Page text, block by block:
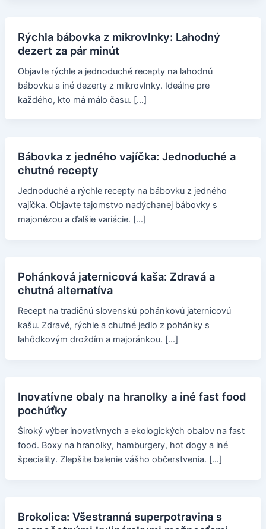
Rýchla bábovka z mikrovlnky: Lahodný
dezert za pár minút
Objavte rýchle a jednoduché recepty na lahodnú
bábovku a iné dezerty z mikrovlnky. Ideálne pre
každého, kto má málo času. […]
Bábovka z jedného vajíčka: Jednoduché a
chutné recepty
Jednoduché a rýchle recepty na bábovku z jedného
vajíčka. Objavte tajomstvo nadýchanej bábovky s
majonézou a ďalšie variácie. […]
Pohánková jaternicová kaša: Zdravá a
chutná alternatíva
Recept na tradičnú slovenskú pohánkovú jaternicovú
kašu. Zdravé, rýchle a chutné jedlo z pohánky s
lahôdkovým droždím a majoránkou. […]
Inovatívne obaly na hranolky a iné fast food
pochúťky
Široký výber inovatívnych a ekologických obalov na fast
food. Boxy na hranolky, hamburgery, hot dogy a iné
špeciality. Zlepšite balenie vášho občerstvenia. […]
Brokolica: Všestranná superpotravina s